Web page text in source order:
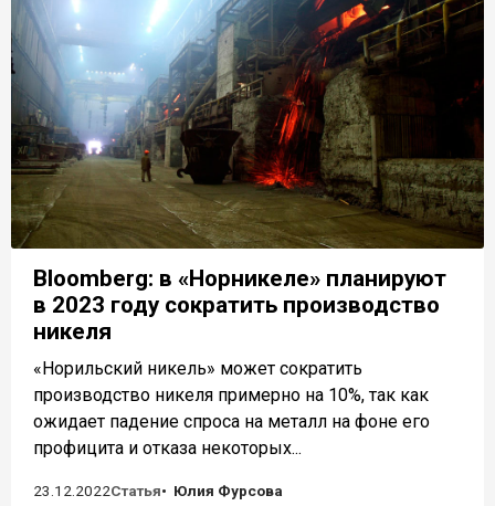
Bloomberg: в «Норникеле» планируют
в 2023 году сократить производство
никеля
«Норильский никель» может сократить
производство никеля примерно на 10%, так как
ожидает падение спроса на металл на фоне его
профицита и отказа некоторых...
23.12.2022Статья Юлия Фурсова